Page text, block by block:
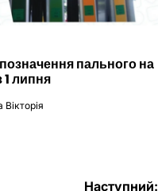
пального на
1 липня
Наступний: